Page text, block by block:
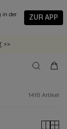
in der
ZUR APP
ARTIKEL >>
1416 Artikel